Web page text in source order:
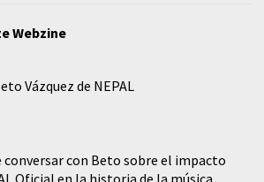
Webzine
Vázquez de NEPAL
conversar con Beto sobre el impacto
Oficial en la historia de la música